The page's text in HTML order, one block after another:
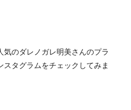
のダレノガレ明美さんのプラ
タグラムをチェックしてみま